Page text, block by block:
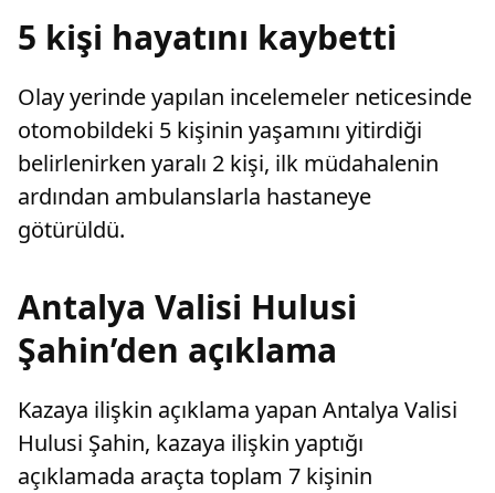
5 kişi hayatını kaybetti
Olay yerinde yapılan incelemeler neticesinde
otomobildeki 5 kişinin yaşamını yitirdiği
belirlenirken yaralı 2 kişi, ilk müdahalenin
ardından ambulanslarla hastaneye
götürüldü.
Antalya Valisi Hulusi
Şahin’den açıklama
Kazaya ilişkin açıklama yapan Antalya Valisi
Hulusi Şahin, kazaya ilişkin yaptığı
açıklamada araçta toplam 7 kişinin